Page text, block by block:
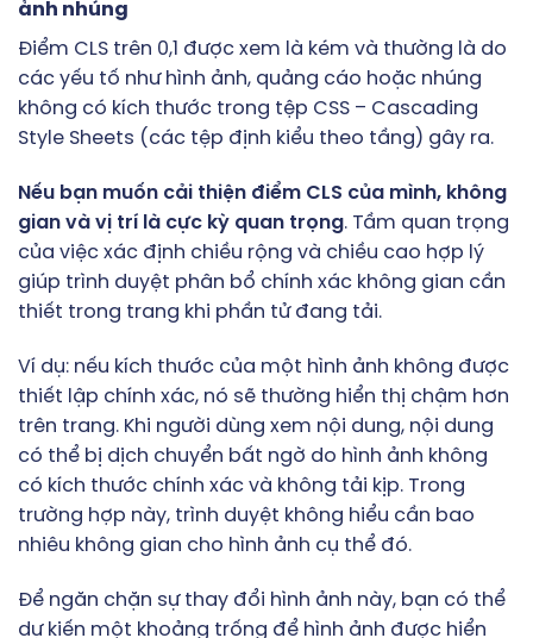
ảnh nhúng
Điểm CLS trên 0,1 được xem là kém và thường là do
các yếu tố như hình ảnh, quảng cáo hoặc nhúng
không có kích thước trong tệp CSS – Cascading
Style Sheets (các tệp định kiểu theo tầng) gây ra.
Nếu bạn muốn cải thiện điểm CLS của mình, không
gian và vị trí là cực kỳ quan trọng. Tầm quan trọng
của việc xác định chiều rộng và chiều cao hợp lý
giúp trình duyệt phân bổ chính xác không gian cần
thiết trong trang khi phần tử đang tải.
Ví dụ: nếu kích thước của một hình ảnh không được
thiết lập chính xác, nó sẽ thường hiển thị chậm hơn
trên trang. Khi người dùng xem nội dung, nội dung
có thể bị dịch chuyển bất ngờ do hình ảnh không
có kích thước chính xác và không tải kịp. Trong
trường hợp này, trình duyệt không hiểu cần bao
nhiêu không gian cho hình ảnh cụ thể đó.
Để ngăn chặn sự thay đổi hình ảnh này, bạn có thể
dự kiến một khoảng trống để hình ảnh được hiển